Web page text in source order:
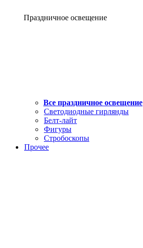
Праздничное освещение
Все праздничное освещение
Светодиодные гирлянды
Белт-лайт
Фигуры
Стробоскопы
Прочее